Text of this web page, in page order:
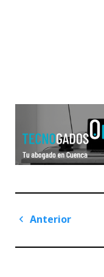
Navegación
entradas
Anterior